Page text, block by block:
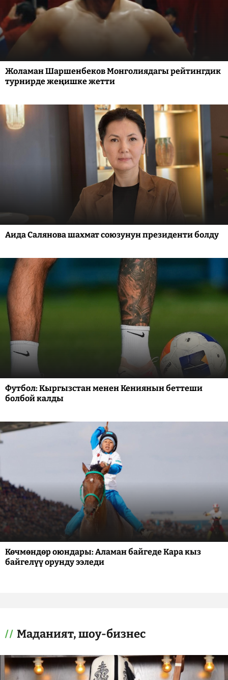
Жоламан Шаршенбеков Монголиядагы рейтингдик
турнирде жеңишке жетти
Аида Салянова шахмат союзунун президенти болду
Футбол: Кыргызстан менен Кениянын беттеши
болбой калды
Көчмөндөр оюндары: Аламан байгеде Кара кыз
байгелүү орунду ээледи
Маданият, шоу-бизнес